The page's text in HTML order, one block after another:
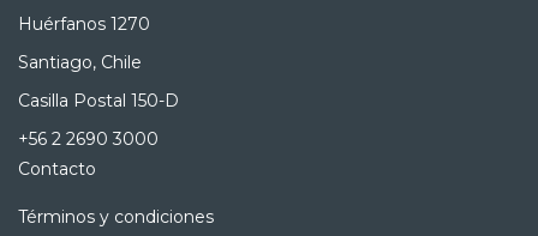
Huérfanos 1270
Santiago, Chile
Casilla Postal 150-D
+56 2 2690 3000
Contacto
Términos y condiciones